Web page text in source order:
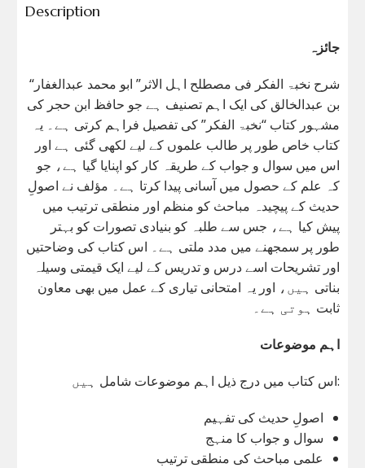
Description
جائزہ
“شرح نخبۃ الفکر فی مصطلح اہل الاثر” ابو محمد عبدالغفار
بن عبدالخالق کی ایک اہم تصنیف ہے جو حافظ ابن حجر کی
مشہور کتاب “نخبۃ الفکر” کی تفصیل فراہم کرتی ہے۔ یہ
کتاب خاص طور پر طالب علموں کے لیے لکھی گئی ہے اور
اس میں سوال و جواب کے طریقہ کار کو اپنایا گیا ہے، جو
کہ علم کے حصول میں آسانی پیدا کرتا ہے۔ مؤلف نے اصولِ
حدیث کے پیچیدہ مباحث کو منظم اور منطقی ترتیب میں
پیش کیا ہے، جس سے طلبہ کو بنیادی تصورات کو بہتر
طور پر سمجھنے میں مدد ملتی ہے۔ اس کتاب کی وضاحتیں
اور تشریحات اسے درس و تدریس کے لیے ایک قیمتی وسیلہ
بناتی ہیں، اور یہ امتحانی تیاری کے عمل میں بھی معاون
ثابت ہوتی ہے۔
اہم موضوعات
اس کتاب میں درج ذیل اہم موضوعات شامل ہیں:
اصولِ حدیث کی تفہیم
سوال و جواب کا منہج
علمی مباحث کی منطقی ترتیب